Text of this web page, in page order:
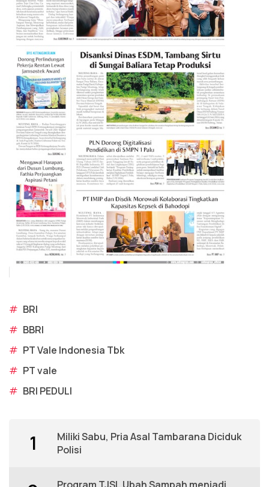
# BRI
# BBRI
# PT Vale Indonesia Tbk
# PT vale
# BRI PEDULI
1
Miliki Sabu, Pria Asal Tambarana Diciduk
Polisi
Program TJSL Ubah Sampah menjadi